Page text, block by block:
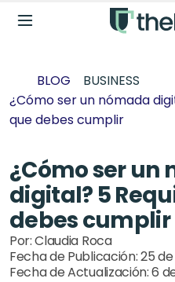
BLOG
BUSINESS
¿Cómo ser un nómada
que debes cumplir
¿Cómo ser un
digital? 5
debes cumplir
Por: Claudia Roca
Fecha de Publicación: 25
Fecha de Actualización: 6